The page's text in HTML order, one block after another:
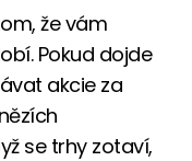
že vám
Pokud dojde
akcie za
se trhy zotaví,